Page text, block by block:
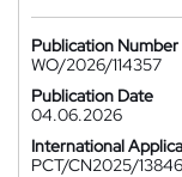
Publication Number
WO/2026/114357
Publication Date
04.06.2026
International
PCT/CN2025/